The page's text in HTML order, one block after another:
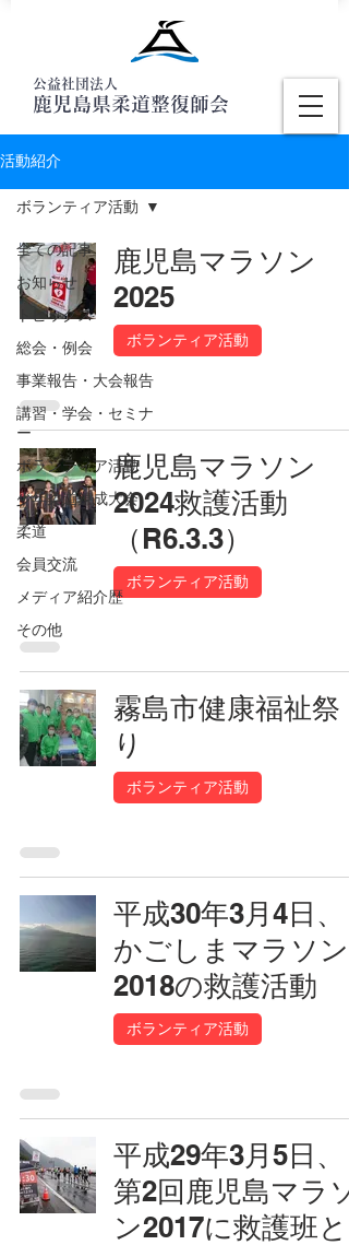
公益社団法人
鹿児島県柔道整復師会
活動紹介
全ての記事
お知らせ
トピックス
総会・例会
事業報告・大会報告
講習・学会・セミナ
ー
ボランティア活動
少年柔道錬成大会
柔道
会員交流
メディア紹介歴
その他
ボランティア活動
鹿児島マラソン
2025
ボランティア活動
鹿児島マラソン
2024救護活動
（R6.3.3）
ボランティア活動
霧島市健康福祉祭
り
ボランティア活動
平成30年3月4日、
かごしまマラソン
2018の救護活動
ボランティア活動
平成29年3月5日、
第2回鹿児島マラソ
ン2017に救護班と